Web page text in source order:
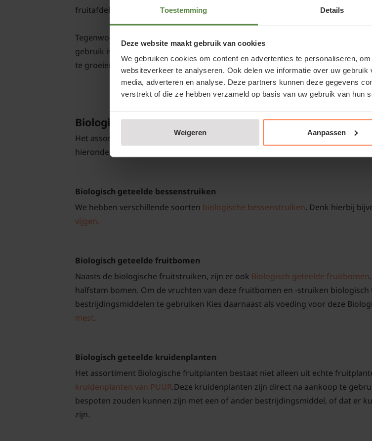
Toestemming Details
Deze website maakt gebruik van cookies
We gebruiken cookies om content en advertenties te personaliseren,
websiteverkeer te analyseren. Ook delen we informatie over uw
media, adverteren en analyse. Deze partners kunnen deze gegevens
verstrekt of die ze hebben verzameld op basis van uw gebruik van hun
Weigeren Aanpassen
fruitafdeling. Deze groente en het fruit zijn onbespoten en niet bemest met
Tegenwoordig zijn er ook biologisch geteelde fruitplanten. Dit betekent dat
gebruik is gemaakt van chemische bestrijdingsmiddelen en kunstmest. De
te groeien, zijn dus 100% biologisch geteeld.
Biologische fruitplanten in soorten en maten
Het assortiment aan biologische fruitplanten, bestaat uit bessenstruiken,
hieronder een korte toelichting.
Biologisch geteelde bessenstruiken
We hebben verschillende soorten biologische bessenstruiken. Denk hierbij
vijgen.
Biologisch geteelde fruitbomen
Naasts de biologische fruitstruiken, zijn er ook Biologisch geteelde fruitbomen
halfstam bomen. Om de vruchten van deze fruitbomen en -struiken
bestrijdingsmiddelen te gebruiken Kies daarnaast als voeding voor deze
mest.
Biologisch geteelde kruidenplanten
Het assortiment Biologische fruitplanten bestaat niet alleen uit echte
kruidenplanten van PUUR.Deze kruidenplanten zijn direct na aankoop te
bespoten zouden kunnen zijn met een of ander bestrijdingsmiddel, of dat er
zijn.